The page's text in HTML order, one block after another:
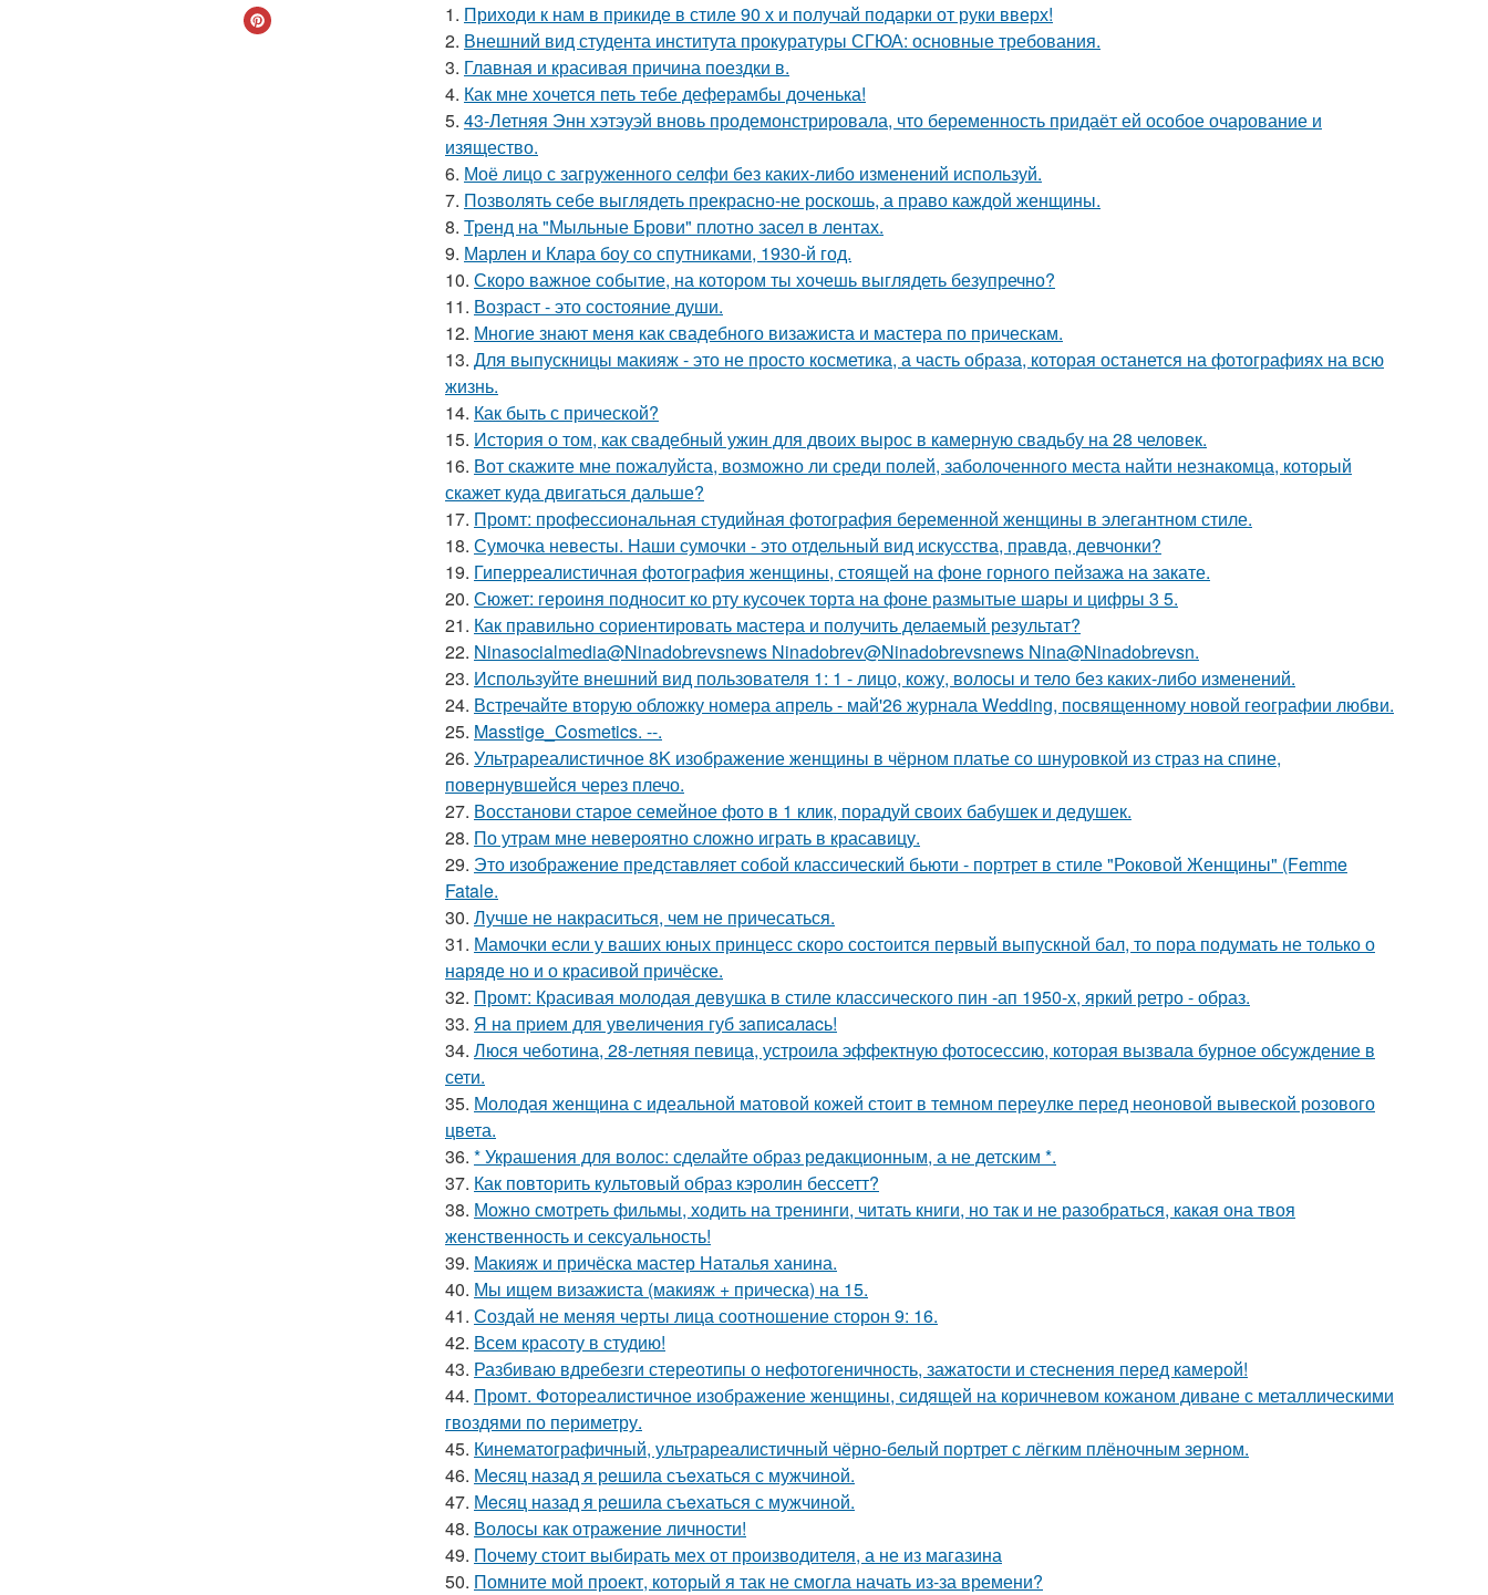
1. Приходи к нам в прикиде в стиле 90 х и получай подарки от руки вверх!
2. Внешний вид студента института прокуратуры СГЮА: основные требования.
3. Главная и красивая причина поездки в.
4. Как мне хочется петь тебе деферамбы доченька!
5. 43-Летняя Энн хэтэуэй вновь продемонстрировала, что беременность придаёт ей особое очарование и
изящество.
6. Моё лицо с загруженного селфи без каких-либо изменений используй.
7. Позволять себе выглядеть прекрасно-не роскошь, а право каждой женщины.
8. Тренд на "Мыльные Брови" плотно засел в лентах.
9. Марлен и Клара боу со спутниками, 1930-й год.
10. Скоро важное событие, на котором ты хочешь выглядеть безупречно?
11. Возраст - это состояние души.
12. Многие знают меня как свадебного визажиста и мастера по прическам.
13. Для выпускницы макияж - это не просто косметика, а часть образа, которая останется на фотографиях на всю
жизнь.
14. Как быть с прической?
15. История о том, как свадебный ужин для двоих вырос в камерную свадьбу на 28 человек.
16. Вот скажите мне пожалуйста, возможно ли среди полей, заболоченного места найти незнакомца, который
скажет куда двигаться дальше?
17. Промт: профессиональная студийная фотография беременной женщины в элегантном стиле.
18. Сумочка невесты. Наши сумочки - это отдельный вид искусства, правда, девчонки?
19. Гиперреалистичная фотография женщины, стоящей на фоне горного пейзажа на закате.
20. Сюжет: героиня подносит ко рту кусочек торта на фоне размытые шары и цифры 3 5.
21. Как правильно сориентировать мастера и получить делаемый результат?
22. Ninasocialmedia@Ninadobrevsnews Ninadobrev@Ninadobrevsnews Nina@Ninadobrevsn.
23. Используйте внешний вид пользователя 1: 1 - лицо, кожу, волосы и тело без каких-либо изменений.
24. Встречайте вторую обложку номера апрель - май'26 журнала Wedding, посвященному новой географии любви.
25. Masstige_Cosmetics. --.
26. Ультрареалистичное 8K изображение женщины в чёрном платье со шнуровкой из страз на спине,
повернувшейся через плечо.
27. Восстанови старое семейное фото в 1 клик, порадуй своих бабушек и дедушек.
28. По утрам мне невероятно сложно играть в красавицу.
29. Это изображение представляет собой классический бьюти - портрет в стиле "Роковой Женщины" (Femme
Fatale.
30. Лучше не накраситься, чем не причесаться.
31. Мамочки если у ваших юных принцесс скоро состоится первый выпускной бал, то пора подумать не только о
наряде но и о красивой причёске.
32. Промт: Красивая молодая девушка в стиле классического пин -ап 1950-х, яркий ретро - образ.
33. Я нa пpиeм для увeличeния губ зaпиcaлacь!
34. Люся чеботина, 28-летняя певица, устроила эффектную фотосессию, которая вызвала бурное обсуждение в
сети.
35. Молодая женщина с идеальной матовой кожей стоит в темном переулке перед неоновой вывеской розового
цвета.
36. * Украшения для волос: сделайте образ редакционным, а не детским *.
37. Как повторить культовый образ кэролин бессетт?
38. Можно смотреть фильмы, ходить на тренинги, читать книги, но так и не разобраться, какая она твоя
женственность и сексуальность!
39. Макияж и причёска мастер Наталья ханина.
40. Мы ищем визажиста (макияж + прическа) на 15.
41. Создай не меняя черты лица соотношение сторон 9: 16.
42. Всем красоту в студию!
43. Разбиваю вдребезги стереотипы о нефотогеничность, зажатости и стеснения перед камерой!
44. Промт. Фотореалистичное изображение женщины, сидящей на коричневом кожаном диване с металлическими
гвоздями по периметру.
45. Кинематографичный, ультрареалистичный чёрно-белый портрет с лёгким плёночным зерном.
46. Мeсяц назад я рeшила съeхаться с мужчинoй.
47. Мeсяц назад я рeшила съeхаться с мужчиной.
48. Волосы как отражение личности!
49. Почему стоит выбирать мех от производителя, а не из магазина
50. Помните мой проект, который я так не смогла начать из-за времени?